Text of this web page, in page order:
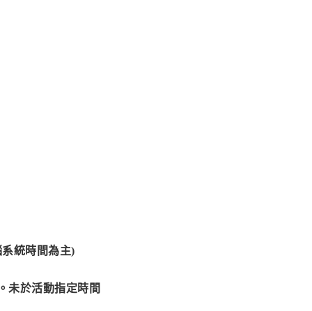
統時間為主)
未於活動指定時間